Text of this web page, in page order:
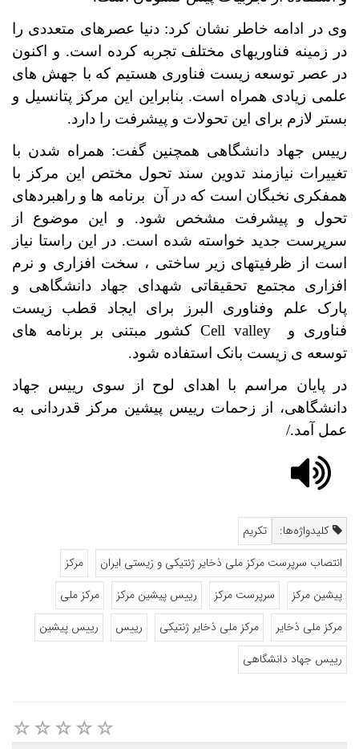
وی در ادامه خاطر نشان کرد: دنیا عصرهای متعددی را
در زمینه فناوریهای مختلف تجربه کرده است. و اکنون
در عصر توسعه زیست فناوری هستیم که با جهش های
علمی زیادی همراه است. بنابراین این مرکز پتانسیل و
بستر لازم برای این تحولات و پیشرفت را دارد.
رییس جهاد دانشگاهی همچنین گفت: همراه شدن با
تغییرات نیازمند تدوین سند تحول مختص این مرکز با
همفکری نخبگان است که در آن برنامه ها و راهبردهای
تحول و پیشرفت مشخص شود. و این موضوع از
سرپرست جدید خواسته شده است. در این راستا نیاز
است از ظرفیتهای زیر ساختی ، سخت افزاری و نرم
افزاری مجتمع تحقیقاتی شهدای جهاد دانشگاهی و
پارک علم وفناوری البرز برای ایجاد قطب زیست
فناوری و
Cell valley کشور مبتنی بر برنامه های
توسعه ی زیست بانک استفاده شود.
در پایان مراسم با اهدای لوح از سوی رییس جهاد
دانشگاهی، از زحمات رییس پیشین مرکز قدردانی به
عمل آمد./
کلیدواژه‌ها:
تکریم
انتصاب سرپرست مرکز ملی ذخایر ژنتیکی و زیستی ایران
مرکز
پیشین مرکز
سرپرست مرکز رییس پیشین مرکز
مرکز ملی
مرکز ملی ذخایر
مرکز ملی ذخایر ژنتیکی رییس
رییس پیشین
رییس جهاد دانشگاهی